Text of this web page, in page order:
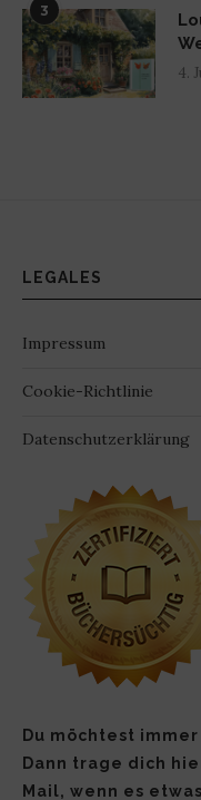
3
4.
LEGALES
Impressum
Cookie-Richtlinie
Datenschutzerklärung
Du möchtest
Dann trage dich
Mail, wenn es